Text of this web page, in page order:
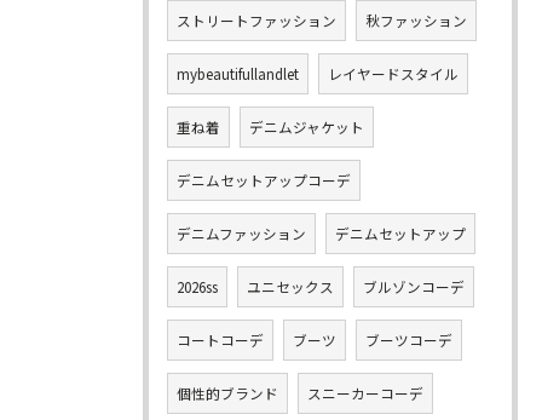
ストリートファッション 秋ファッション
mybeautifullandlet レイヤードスタイル
重ね着 デニムジャケット
デニムセットアップコーデ
デニムファッション デニムセットアップ
2026ss ユニセックス ブルゾンコーデ
コートコーデ ブーツ ブーツコーデ
個性的ブランド スニーカーコーデ